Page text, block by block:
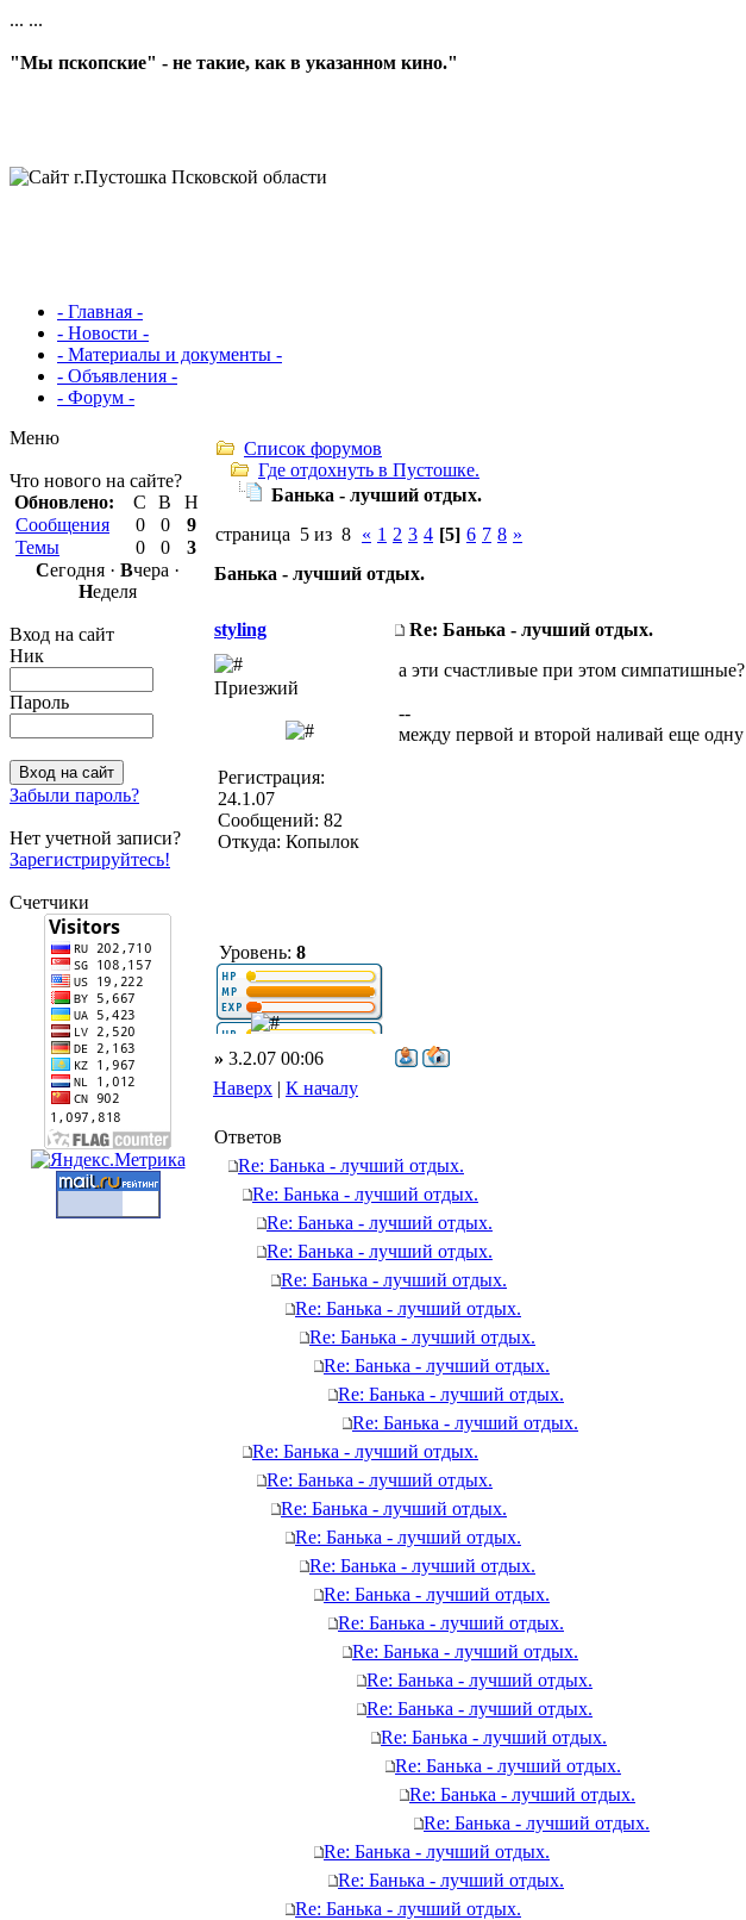
... ...
"Мы пскопские" - не такие, как в указанном кино."
- Главная -
- Новости -
- Материалы и документы -
- Объявления -
- Форум -
Меню
Что нового на сайте?
Обновлено:
С В
Н
Сообщения
0 0
9
Темы
0 0
3
Сегодня · Вчера ·
Неделя
Вход на сайт
Ник
Пароль
Забыли пароль?
Нет учетной записи?
Зарегистрируйтесь!
Счетчики
Список форумов
Где отдохнуть в Пустошке.
Банька - лучший отдых.
страница 5 из 8 « 1 2 3 4 [5] 6 7 8 »
Банька - лучший отдых.
styling Re: Банька - лучший отдых.
Приезжий
Регистрация:
24.1.07
Сообщений: 82
Откуда: Копылок
Уровень: 8
а эти счастливые при этом симпатишные?
--
между первой и второй наливай еще одну
» 3.2.07 00:06
Наверх | К началу
Ответов
Re: Банька - лучший отдых.
Re: Банька - лучший отдых.
Re: Банька - лучший отдых.
Re: Банька - лучший отдых.
Re: Банька - лучший отдых.
Re: Банька - лучший отдых.
Re: Банька - лучший отдых.
Re: Банька - лучший отдых.
Re: Банька - лучший отдых.
Re: Банька - лучший отдых.
Re: Банька - лучший отдых.
Re: Банька - лучший отдых.
Re: Банька - лучший отдых.
Re: Банька - лучший отдых.
Re: Банька - лучший отдых.
Re: Банька - лучший отдых.
Re: Банька - лучший отдых.
Re: Банька - лучший отдых.
Re: Банька - лучший отдых.
Re: Банька - лучший отдых.
Re: Банька - лучший отдых.
Re: Банька - лучший отдых.
Re: Банька - лучший отдых.
Re: Банька - лучший отдых.
Re: Банька - лучший отдых.
Re: Банька - лучший отдых.
Re: Банька - лучший отдых.